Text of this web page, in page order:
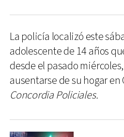
La policía localizó este
adolescente de 14 años
desde el pasado
ausentarse de su hogar
Concordia Policiales.